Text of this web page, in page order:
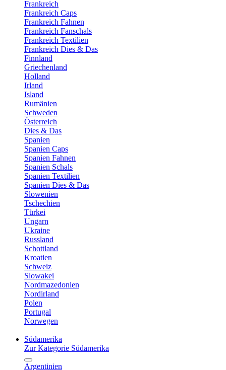
Frankreich
Frankreich Caps
Frankreich Fahnen
Frankreich Fanschals
Frankreich Textilien
Frankreich Dies & Das
Finnland
Griechenland
Holland
Irland
Island
Rumänien
Schweden
Österreich
Dies & Das
Spanien
Spanien Caps
Spanien Fahnen
Spanien Schals
Spanien Textilien
Spanien Dies & Das
Slowenien
Tschechien
Türkei
Ungarn
Ukraine
Russland
Schottland
Kroatien
Schweiz
Slowakei
Nordmazedonien
Nordirland
Polen
Portugal
Norwegen
Südamerika
Zur Kategorie Südamerika
Argentinien